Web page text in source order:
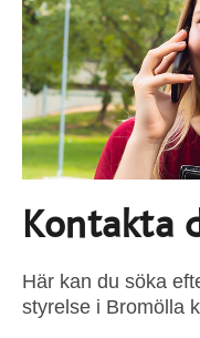
Kontakta
Här kan du söka
styrelse i Bromölla